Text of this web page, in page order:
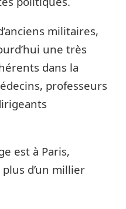
militaires,
une très
dans la
professeurs
est à Paris,
d’un millier